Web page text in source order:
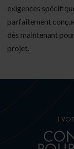
exigences
parfaitement
dès maintenant
projet.